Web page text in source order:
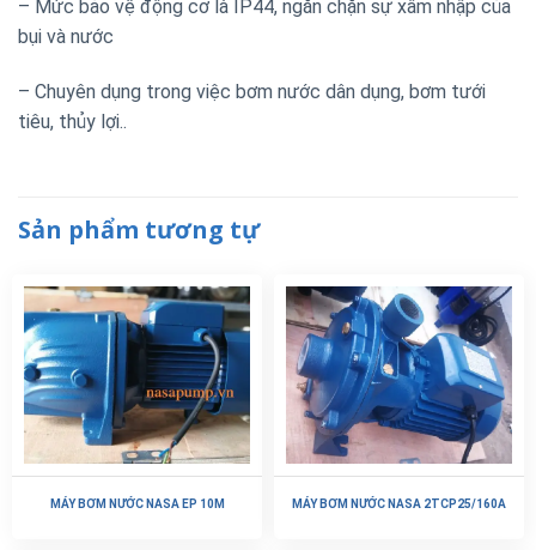
– Mức bảo vệ động cơ là IP44, ngăn chặn sự xâm nhập của
bụi và nước
– Chuyên dụng trong việc bơm nước dân dụng, bơm tưới
tiêu, thủy lợi..
Sản phẩm tương tự
MÁY BƠM NƯỚC NASA EP 10M MÁY BƠM NƯỚC NASA 2TCP25/160A